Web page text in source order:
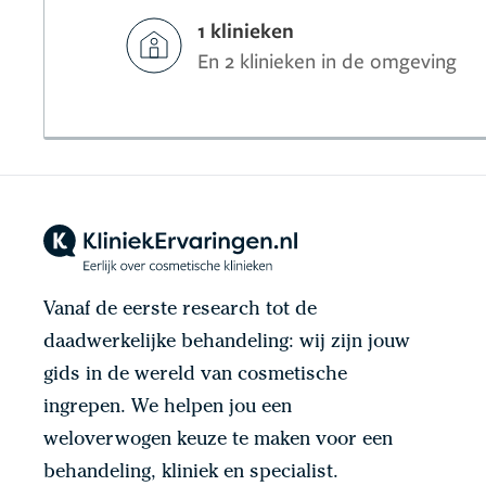
1 klinieken
En 2 klinieken in de omgeving
Vanaf de eerste research tot de
daadwerkelijke behandeling: wij zijn jouw
gids in de wereld van cosmetische
ingrepen. We helpen jou een
weloverwogen keuze te maken voor een
behandeling, kliniek en specialist.